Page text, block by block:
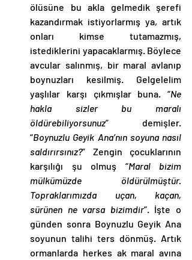
ölüsüne bu akla gelmedik şerefi
kazandırmak istiyorlarmış ya, artık
onları kimse tutamazmış,
istediklerini yapacaklarmış. Böylece
avcular salınmış, bir maral avlanıp
boynuzları kesilmiş. Gelgelelim
yaşlılar karşı çıkmışlar buna. “Ne
hakla sizler bu maralı
öldürebiliyorsunuz” demişler.
“Boynuzlu Geyik Ana’nın soyuna nasıl
saldırırsınız?” Zengin çocuklarının
karşılığı şu olmuş “Maral bizim
mülkümüzde öldürülmüştür.
Topraklarımızda uçan, kaçan,
sürünen ne varsa bizimdir”. İşte o
günden sonra Boynuzlu Geyik Ana
soyunun talihi ters dönmüş. Artık
ormanlarda herkes ak maral avına